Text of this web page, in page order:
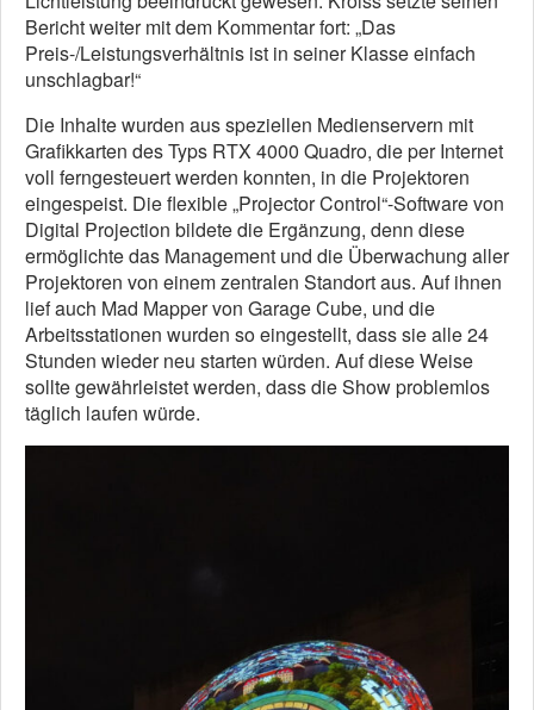
Bericht weiter mit dem Kommentar fort: „Das
Preis-/Leistungsverhältnis ist in seiner Klasse einfach
unschlagbar!“
Die Inhalte wurden aus speziellen Medienservern mit
Grafikkarten des Typs RTX 4000 Quadro, die per Internet
voll ferngesteuert werden konnten, in die Projektoren
eingespeist. Die flexible „Projector Control“-Software von
Digital Projection bildete die Ergänzung, denn diese
ermöglichte das Management und die Überwachung aller
Projektoren von einem zentralen Standort aus. Auf ihnen
lief auch Mad Mapper von Garage Cube, und die
Arbeitsstationen wurden so eingestellt, dass sie alle 24
Stunden wieder neu starten würden. Auf diese Weise
sollte gewährleistet werden, dass die Show problemlos
täglich laufen würde.